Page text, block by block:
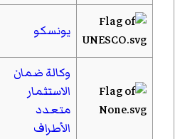
يونسكو
وكالة ضمان
الاستثمار
متعدد
الأطراف